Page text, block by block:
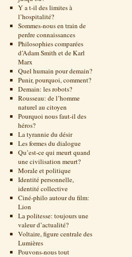
Y a t-il des limites à
l’hospitalité?
Sommes-nous en train de
perdre connaissances
Philosophies comparées
d’Adam Smith et de Karl
Marx
Quel humain pour demain?
Punir, pourquoi, comment?
Demain: les robots?
Rousseau: de l’homme
naturel au citoyen
Pourquoi nous faut-il des
héros?
La tyrannie du désir
Les formes du dialogue
Qu’est-ce qui meurt quand
une civilisation meurt?
Morale et politique
Identité personnelle,
identité collective
Ciné-philo autour du film:
Lion
La politesse: toujours une
valeur d’actualité?
Voltaire, figure centrale des
Lumières
Pouvons-nous tout